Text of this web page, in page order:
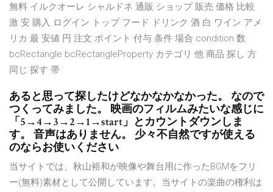
無料 イルクオーレ シャルドネ 通販 ショップ 販売 価格 比較
激 安 購入 ログイン トップ フード ドリンク 酒 白 ワイン アメ
リカ 最 安値 円 注文 ポイント 付与 条件 場合 condition 数
bcRectangle bcRectangleProperty カテゴリ 他 商品 探し 方
同じ 探す 帯
あると思って探したけどなかなかなかった。 なので
つくってみました。 映画のフィルムみたいな感じに
「5→4→3→2→1→start」とカウントダウンしま
す。 音声はありません。 少々不自然ですが使える
のならお使いください
当サイトでは、秋山裕和が映像や舞台用に作ったBGMをフリ
ー(無料)素材として公開しています。当サイトの楽曲の権利は